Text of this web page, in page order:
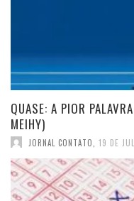
QUASE: A PIOR
MEIHY)
JORNAL CONTATO 19 DE